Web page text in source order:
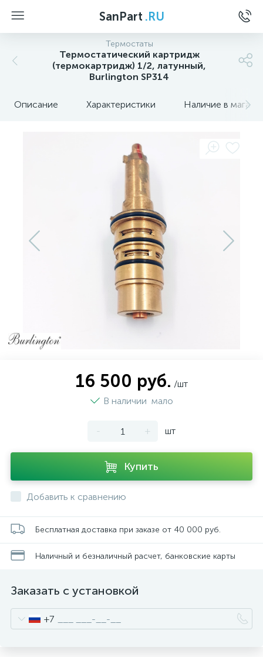
SanPart .RU
Термостаты
Термостатический картридж
(термокартридж) 1/2, латунный,
Burlington SP314
Описание Характеристики Наличие в
16 500 руб. /шт
В наличии мало
- + шт
Купить
Добавить к сравнению
Бесплатная доставка при заказе от 40 000 руб.
Наличный и безналичный расчет, банковские карты
Заказать с установкой
+7